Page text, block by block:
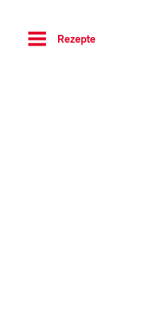
Toggle
navigation
Rezepte